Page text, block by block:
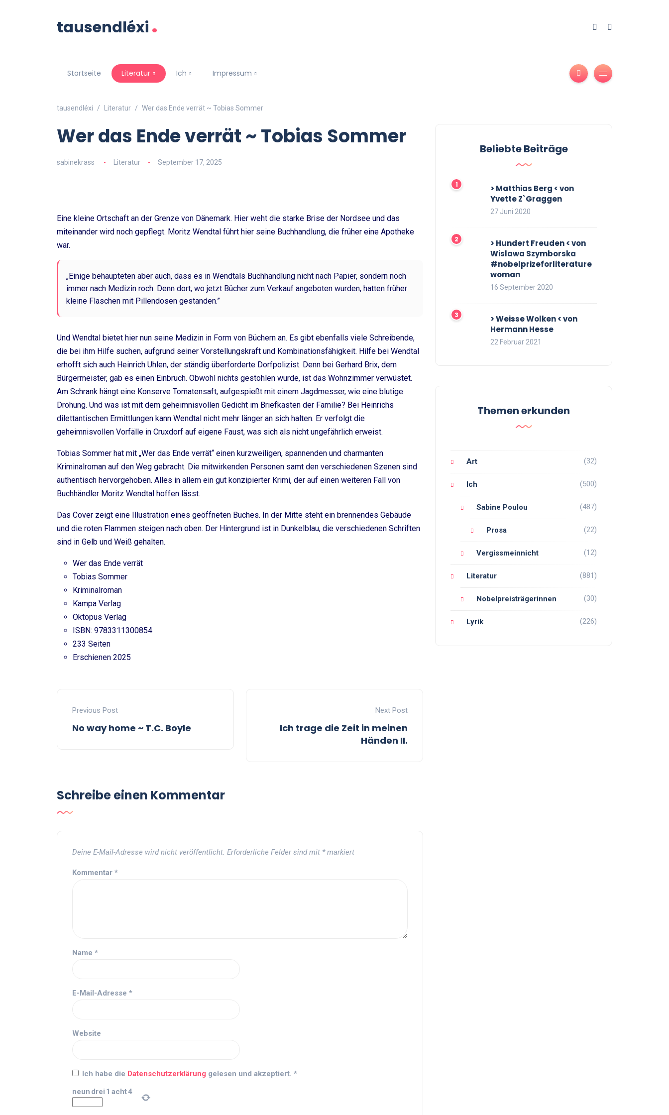
tausendléxi.
Startseite Literatur Ich Impressum
tausendléxi Literatur Wer das Ende verrät ~ Tobias Sommer
Wer das Ende verrät ~ Tobias Sommer
sabinekrass Literatur September 17, 2025
Eine kleine Ortschaft an der Grenze von Dänemark. Hier weht die starke Brise der Nordsee und das
miteinander wird noch gepflegt. Moritz Wendtal führt hier seine Buchhand­lung, die früher eine Apotheke
war.
„Einige behaupteten aber auch, dass es in Wendtals Buchhandlung nicht nach Papier, sondern noch
immer nach Medizin roch. Denn dort, wo jetzt Bücher zum Verkauf angeboten wurden, hatten früher
kleine Flaschen mit Pillendosen gestanden.”
Und Wendtal bietet hier nun seine Medizin in Form von Büchern an. Es gibt ebenfalls viele Schreibende,
die bei ihm Hilfe suchen, aufgrund seiner Vorstellungskraft und Kombinationsfähigkeit. Hilfe bei Wendtal
erhofft sich auch Heinrich Uhlen, der ständig überforderte Dorfpolizist. Denn bei Gerhard Brix, dem
Bürgermeister, gab es einen Einbruch. Obwohl nichts gestohlen wurde, ist das Wohnzimmer verwüstet.
Am Schrank hängt eine Konserve Tomatensaft, aufgespießt mit einem Jagdmesser, wie eine blutige
Drohung. Und was ist mit dem geheimnisvollen Gedicht im Briefkasten der Familie? Bei Heinrichs
dilettantischen Ermittlungen kann Wendtal nicht mehr länger an sich halten. Er verfolgt die
geheimnisvollen Vorfälle in Cruxdorf auf eigene Faust, was sich als nicht ungefährlich erweist.
Tobias Sommer hat mit „Wer das Ende verrät“ einen kurzweiligen, spannenden und charmanten
Kriminalroman auf den Weg gebracht. Die mitwirkenden Personen samt den verschiedenen Szenen sind
authentisch hervorgehoben. Alles in allem ein gut konzipierter Krimi, der auf einen weiteren Fall von
Buchhändler Moritz Wendtal hoffen lässt.
Das Cover zeigt eine Illustration eines geöffneten Buches. In der Mitte steht ein brennendes Gebäude
und die roten Flammen steigen nach oben. Der Hintergrund ist in Dunkelblau, die verschiedenen Schriften
sind in Gelb und Weiß gehalten.
Wer das Ende verrät
Tobias Sommer
Kriminalroman
Kampa Verlag
Oktopus Verlag
ISBN: 9783311300854
233 Seiten
Erschienen 2025
Previous Post
No way home ~ T.C. Boyle
Next Post
Ich trage die Zeit in meinen
Händen II.
Schreibe einen Kommentar
Deine E-Mail-Adresse wird nicht veröffentlicht. Erforderliche Felder sind mit *markiert
Kommentar *
Name *
E-Mail-Adresse *
Website
Ich habe die Datenschutzerklärung gelesen und akzeptiert. *
neun drei 1 acht4
Beliebte Beiträge
> Matthias Berg < von
Yvette Z`Graggen
27 Juni 2020
> Hundert Freuden < von
Wislawa Szymborska
#nobelprizeforliterature
woman
16 September 2020
> Weisse Wolken < von
Hermann Hesse
22 Februar 2021
Themen erkunden
Art (32)
Ich (500)
Sabine Poulou (487)
Prosa (22)
Vergissmeinnicht (12)
Literatur (881)
Nobelpreisträgerinnen (30)
Lyrik (226)